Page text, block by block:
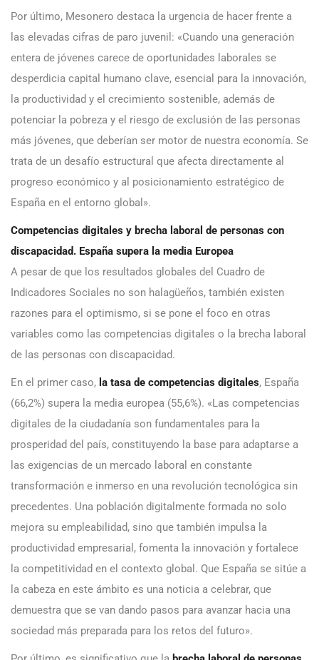
Por último, Mesonero destaca la urgencia de hacer frente a
las elevadas cifras de paro juvenil: «Cuando una generación
entera de jóvenes carece de oportunidades laborales se
desperdicia capital humano clave, esencial para la innovación,
la productividad y el crecimiento sostenible, además de
potenciar la pobreza y el riesgo de exclusión de las personas
más jóvenes, que deberían ser motor de nuestra economía. Se
trata de un desafío estructural que afecta directamente al
progreso económico y al posicionamiento estratégico de
España en el entorno global».
Competencias digitales y brecha laboral de personas con
discapacidad. España supera la media Europea
A pesar de que los resultados globales del Cuadro de
Indicadores Sociales no son halagüeños, también existen
razones para el optimismo, si se pone el foco en otras
variables como las competencias digitales o la brecha laboral
de las personas con discapacidad.
En el primer caso, la tasa de competencias digitales, España
(66,2%) supera la media europea (55,6%). «Las competencias
digitales de la ciudadanía son fundamentales para la
prosperidad del país, constituyendo la base para adaptarse a
las exigencias de un mercado laboral en constante
transformación e inmerso en una revolución tecnológica sin
precedentes. Una población digitalmente formada no solo
mejora su empleabilidad, sino que también impulsa la
productividad empresarial, fomenta la innovación y fortalece
la competitividad en el contexto global. Que España se sitúe a
la cabeza en este ámbito es una noticia a celebrar, que
demuestra que se van dando pasos para avanzar hacia una
sociedad más preparada para los retos del futuro».